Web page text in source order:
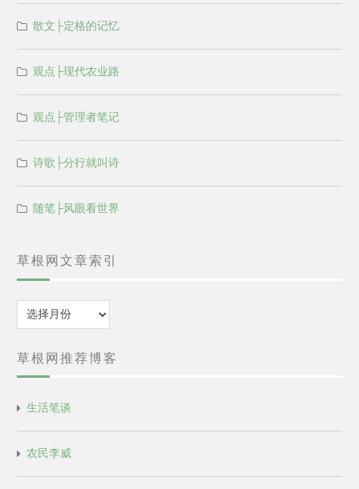
散文├定格的记忆
观点├现代农业路
观点├管理者笔记
诗歌├分行就叫诗
随笔├风眼看世界
草根网文章索引
归
档
草根网推荐博客
生活笔谈
农民李威